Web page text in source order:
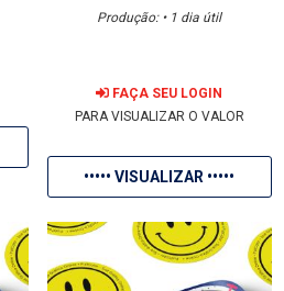
Produção: • 1 dia útil
FAÇA SEU LOGIN
PARA VISUALIZAR O VALOR
••••• VISUALIZAR •••••